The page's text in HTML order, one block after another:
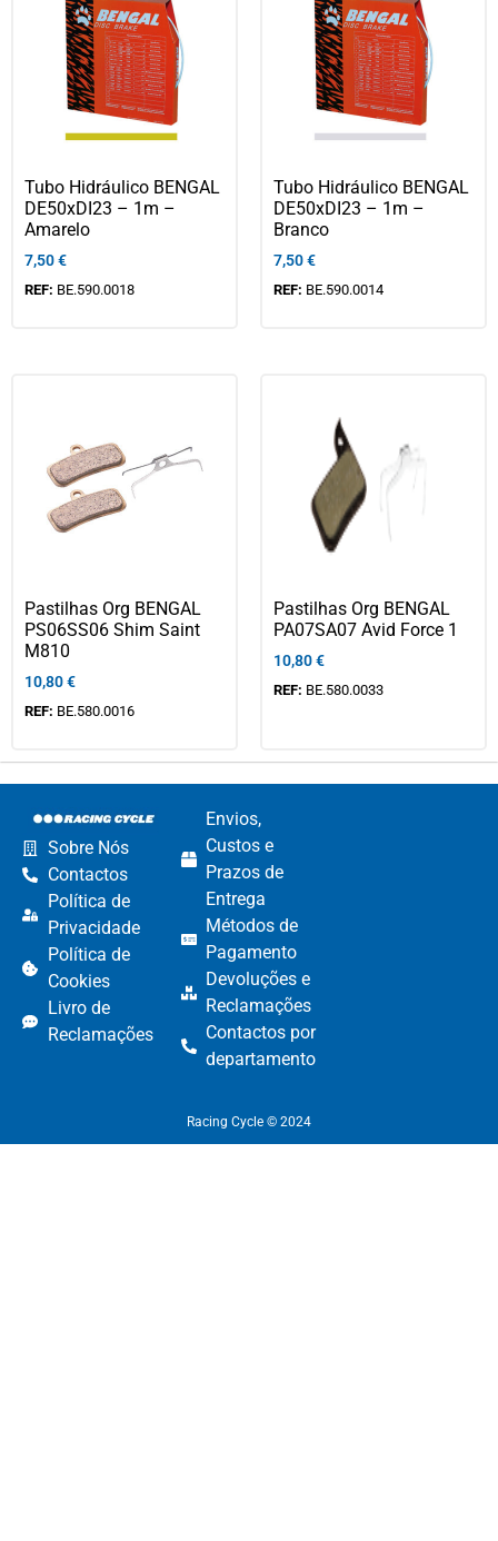
Tubo Hidráulico BENGAL
DE50xDI23 – 1m –
Amarelo
7,50€
REF: BE.590.0018
Tubo Hidráulico BENGAL
DE50xDI23 – 1m –
Branco
7,50€
REF: BE.590.0014
Pastilhas Org BENGAL
PS06SS06 Shim Saint
M810
10,80€
REF: BE.580.0016
Pastilhas Org BENGAL
PA07SA07 Avid Force 1
10,80€
REF: BE.580.0033
Sobre Nós
Contactos
Política de
Privacidade
Política de
Cookies
Livro de
Reclamações
Envios,
Custos e
Prazos de
Entrega
Métodos de
Pagamento​
Devoluções e
Reclamações​
Contactos por
departamento​
Racing Cycle © 2024